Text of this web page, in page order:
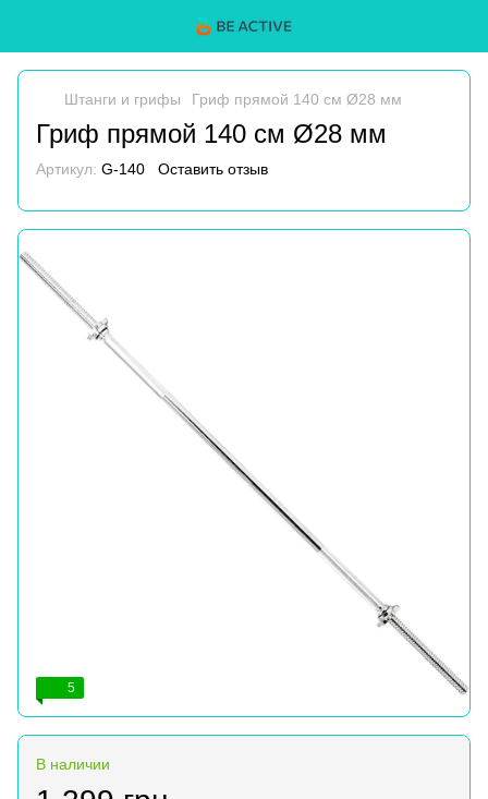
Штанги и грифы Гриф прямой 140 см Ø28 мм
Гриф прямой 140 см Ø28 мм
Артикул: G-140 Оставить отзыв
5
В наличии